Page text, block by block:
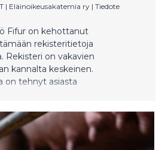
| Eläinoikeusakatemia ry | Tiedote
Fifur on kehottanut
rekisteritietoja
Rekisteri on vakavien
kannalta keskeinen.
on tehnyt asiasta